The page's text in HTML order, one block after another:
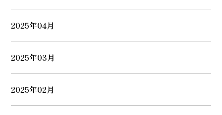
2025年04月
2025年03月
2025年02月